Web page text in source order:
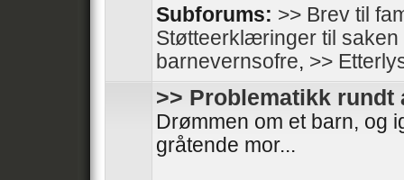
Subforums: >> Brev til
Støtteerklæringer til saken
barnevernsofre, >>
>> Problematikk rundt
Drømmen om et barn, og
gråtende mor...